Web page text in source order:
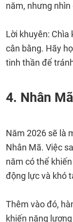
năm, nhưng
Lời khuyên:
cân bằng. Hãy
tinh thần để
4. Nhân Mã
Năm 2026 sẽ là
Nhân Mã. Việc
năm có thể
động lực và khó
Thêm vào đó,
khiến năng